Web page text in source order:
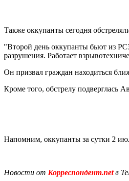
Также оккупанты сегодня
"Второй день оккупанты бьют из
разрушения. Работает
Он призвал граждан находиться
Кроме того, обстрелу подверглась
Напомним, оккупанты за сутки 2
Новости от Корреспондент.netв